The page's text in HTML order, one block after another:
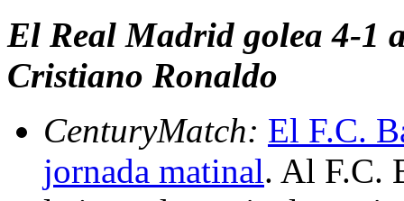
El Real Madrid golea 4-1
Cristiano Ronaldo
CenturyMatch: El F.C.
jornada matinal. Al F.C.